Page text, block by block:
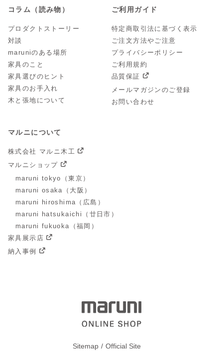
コラム（読み物）
プロダクトストーリー
対談
maruniのある場所
家具のこと
家具選びのヒント
家具のお手入れ
木と張地について
ご利用ガイド
特定商取引法に基づく表示
ご注文方法やご注意
プライバシーポリシー
ご利用規約
品質保証
メールマガジンのご登録
お問い合わせ
マルニについて
株式会社 マルニ木工
マルニショップ
maruni tokyo（東京）
maruni osaka（大阪）
maruni hiroshima（広島）
maruni hatsukaichi（廿日市）
maruni fukuoka（福岡）
家具展示店
納入事例
Sitemap Official Site